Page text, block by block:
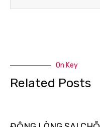
On Key
Related Posts